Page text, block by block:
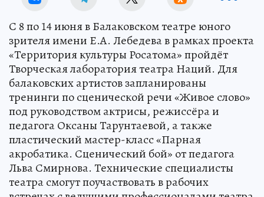
С 8 по 14 июня в Балаковском театре юного
зрителя имени Е.А. Лебедева в рамках проекта
«Территория культуры Росатома» пройдёт
Творческая лаборатория театра Наций. Для
балаковских артистов запланированы
тренинги по сценической речи «Живое слово»
под руководством актрисы, режиссёра и
педагога Оксаны Тарунтаевой, а также
пластический мастер-класс «Парная
акробатика. Сценический бой» от педагога
Льва Смирнова. Технические специалисты
театра смогут поучаствовать в рабочих